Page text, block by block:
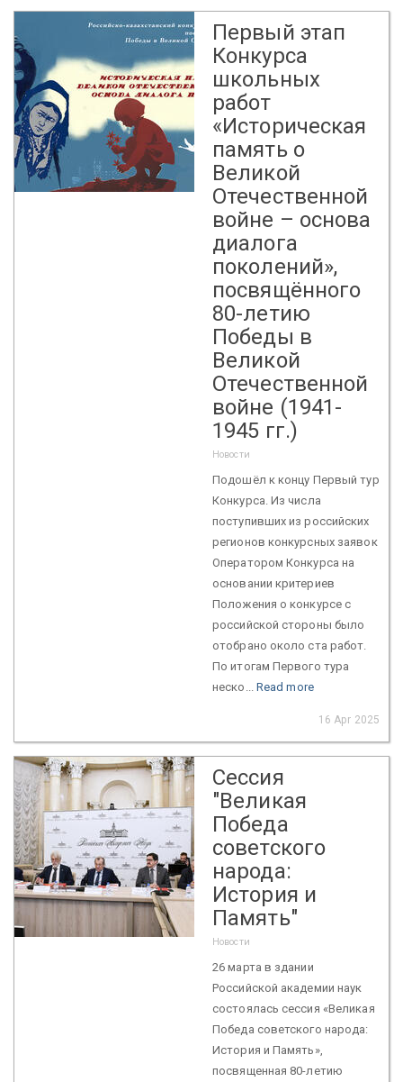
Первый этап
Конкурса
школьных
работ
«Историческая
память о
Великой
Отечественной
войне – основа
диалога
поколений»,
посвящённого
80-летию
Победы в
Великой
Отечественной
войне (1941-
1945 гг.)
Новости
Подошёл к концу Первый тур
Конкурса. Из числа
поступивших из российских
регионов конкурсных заявок
Оператором Конкурса на
основании критериев
Положения о конкурсе с
российской стороны было
отобрано около ста работ.
По итогам Первого тура
неско... Read more
16 Apr 2025
Сессия
"Великая
Победа
советского
народа:
История и
Память"
Новости
26 марта в здании
Российской академии наук
состоялась сессия «Великая
Победа советского народа:
История и Память»,
посвященная 80-летию